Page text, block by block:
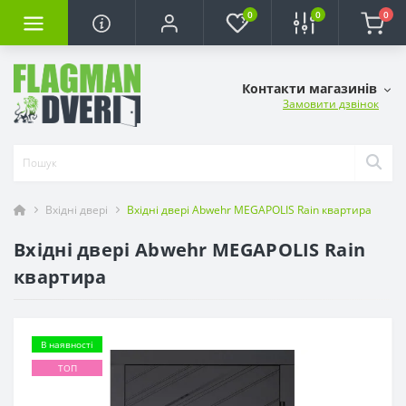
0 0 0
Контакти магазинів
Замовити дзвінок
Вхідні двері Вхідні двері Abwehr MEGAPOLIS Rain квартира
Вхідні двері Abwehr MEGAPOLIS Rain
квартира
В наявності
ТОП